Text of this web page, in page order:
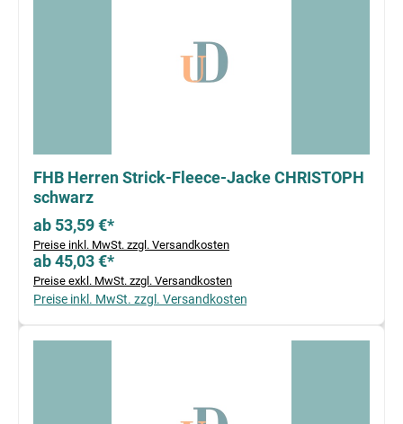
FHB Herren Strick-Fleece-Jacke CHRISTOPH
schwarz
ab 53,59 €*
Preise inkl. MwSt. zzgl. Versandkosten
ab 45,03 €*
Preise exkl. MwSt. zzgl. Versandkosten
Preise inkl. MwSt. zzgl. Versandkosten